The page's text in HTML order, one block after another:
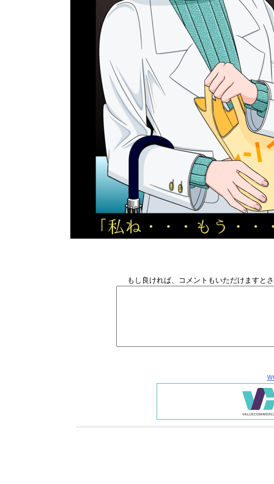
もし良ければ、コメントもいただけますと